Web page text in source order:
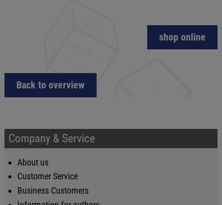
shop online
Back to overview
Company & Service
About us
Customer Service
Business Customers